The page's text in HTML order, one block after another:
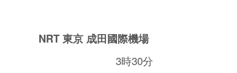
NRT 東京 成田國際機場
3時30分